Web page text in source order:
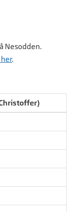
Nesodden.
.